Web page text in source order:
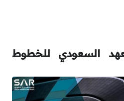
السعودي للخطوط